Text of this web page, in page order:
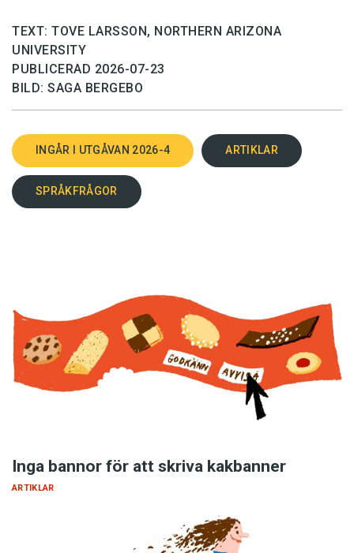
TEXT: TOVE LARSSON, NORTHERN ARIZONA
UNIVERSITY
PUBLICERAD 2026-07-23
BILD: SAGA BERGEBO
INGÅR I UTGÅVAN 2026-4 ARTIKLAR
SPRÅKFRÅGOR
Inga bannor för att skriva kakbanner
ARTIKLAR